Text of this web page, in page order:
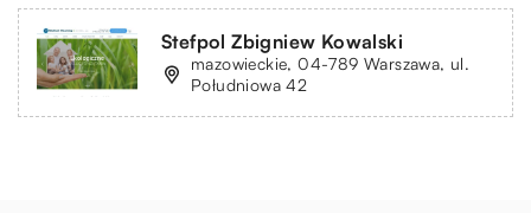
Stefpol Zbigniew Kowalski
mazowieckie, 04-789 Warszawa, ul.
Południowa 42